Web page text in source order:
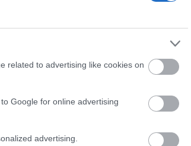
related to advertising like cookies on
Google for online advertising
advertising.
Σάκκαρη Μαρία